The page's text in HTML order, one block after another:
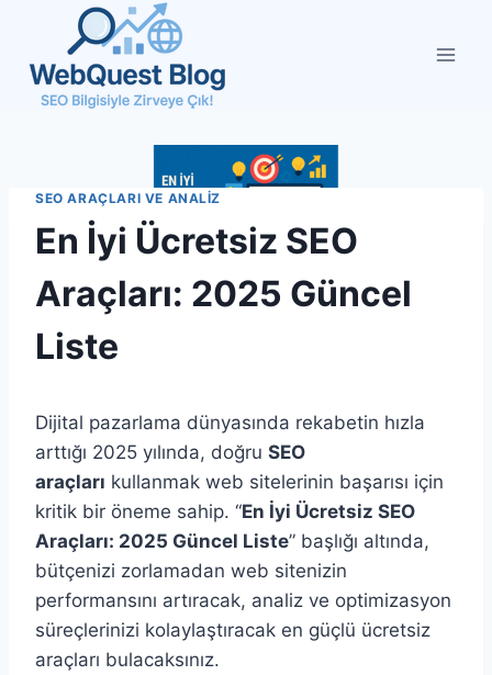
content
SEO ARAÇLARI VE ANALIZ
En İyi Ücretsiz SEO
Araçları: 2025 Güncel
Liste
Dijital pazarlama dünyasında rekabetin hızla
arttığı 2025 yılında, doğru SEO
araçları kullanmak web sitelerinin başarısı için
kritik bir öneme sahip. “En İyi Ücretsiz SEO
Araçları: 2025 Güncel Liste” başlığı altında,
bütçenizi zorlamadan web sitenizin
performansını artıracak, analiz ve optimizasyon
süreçlerinizi kolaylaştıracak en güçlü ücretsiz
araçları bulacaksınız.